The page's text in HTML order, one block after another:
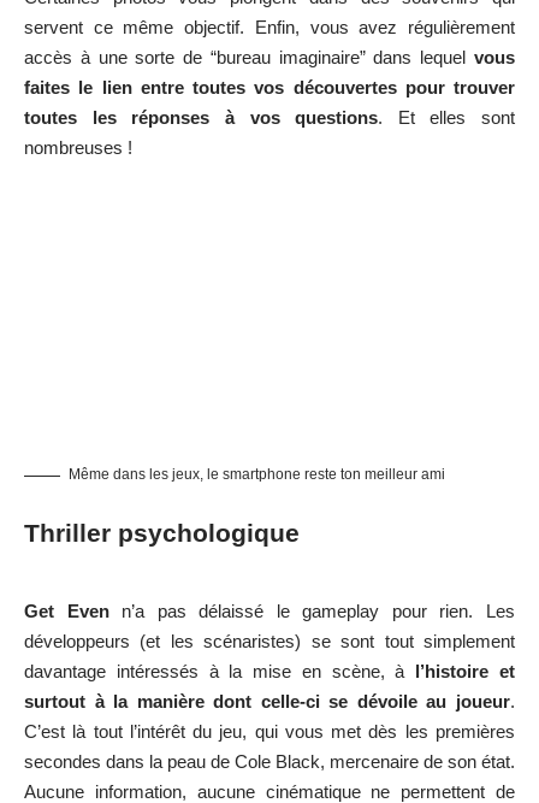
servent ce même objectif. Enfin, vous avez régulièrement
accès à une sorte de “bureau imaginaire” dans lequel vous
faites le lien entre toutes vos découvertes pour trouver
toutes les réponses à vos questions. Et elles sont
nombreuses !
Même dans les jeux, le smartphone reste ton meilleur ami
Thriller psychologique
Get Evenn’a pas délaissé le gameplay pour rien. Les
développeurs (et les scénaristes) se sont tout simplement
davantage intéressés à la mise en scène, à l’histoire et
surtout à la manière dont celle-ci se dévoile au joueur.
C’est là tout l’intérêt du jeu, qui vous met dès les premières
secondes dans la peau de Cole Black, mercenaire de son état.
Aucune information, aucune cinématique ne permettent de